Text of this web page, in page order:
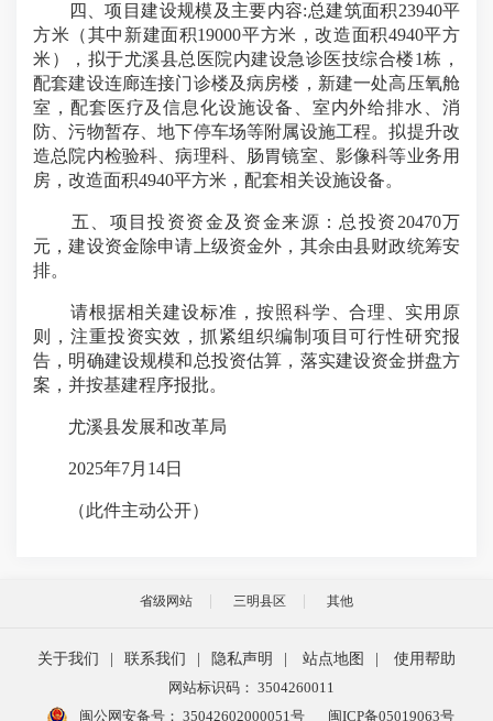
四、项目建设规模及主要内容:总建筑面积23940平
方米（其中新建面积19000平方米，改造面积4940平方
米），拟于尤溪县总医院内建设急诊医技综合楼1栋，
配套建设连廊连接门诊楼及病房楼，新建一处高压氧舱
室，配套医疗及信息化设施设备、室内外给排水、消
防、污物暂存、地下停车场等附属设施工程。拟提升改
造总院内检验科、病理科、肠胃镜室、影像科等业务用
房，改造面积4940平方米，配套相关设施设备。
五、项目投资资金及资金来源：总投资20470万
元，建设资金除申请上级资金外，其余由县财政统筹安
排。
请根据相关建设标准，按照科学、合理、实用原
则，注重投资实效，抓紧组织编制项目可行性研究报
告，明确建设规模和总投资估算，落实建设资金拼盘方
案，并按基建程序报批。
尤溪县发展和改革局
2025年7月14日
（此件主动公开）
省级网站 三明县区 其他
关于我们 联系我们 隐私声明 站点地图
使用帮助
网站标识码： 3504260011
闽公网安备号： 35042602000051号 闽ICP备05019063号